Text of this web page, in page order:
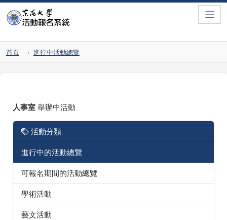
首頁 進行中活動總覽
人事室舉辦中活動
活動分類
進行中的活動總覽
可報名期間的活動總覽
學術活動
藝文活動